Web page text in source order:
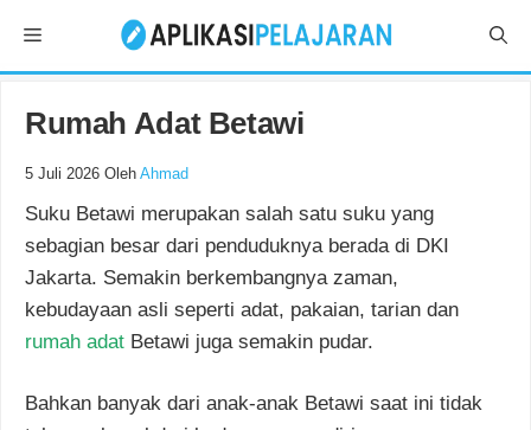
isi
Menu
Rumah Adat Betawi
5 Juli 2026 Oleh Ahmad
Suku Betawi merupakan salah satu suku yang
sebagian besar dari penduduknya berada di DKI
Jakarta. Semakin berkembangnya zaman,
kebudayaan asli seperti adat, pakaian, tarian dan
rumah adat Betawi juga semakin pudar.
Bahkan banyak dari anak-anak Betawi saat ini tidak